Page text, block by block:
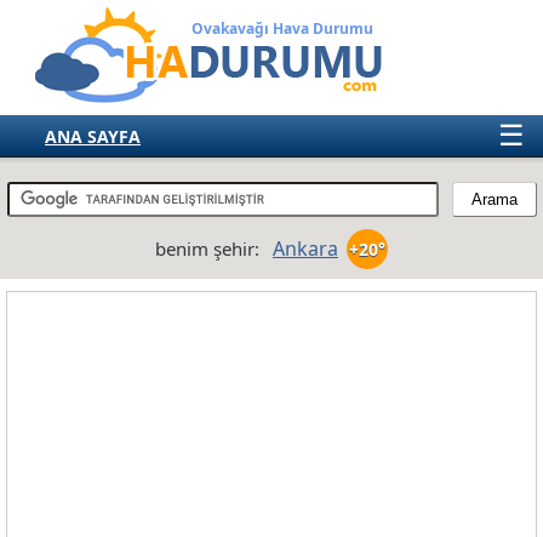
Ovakavağı Hava Durumu
☰
ANA SAYFA
TÜRKİYE
AVRUPA
benim şehir: Ankara +20°